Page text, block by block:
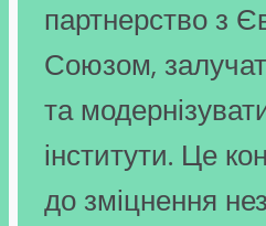
партнерство з
Союзом,
та
інститути. Це
до зміцнення